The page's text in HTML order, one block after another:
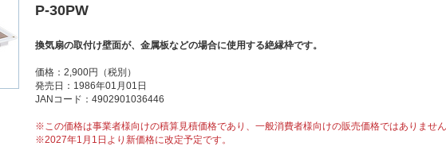
P-30PW
換気扇の取付け壁面が、金属板などの場合に使用する絶縁枠です。
価格：2,900円（税別）
発売日：1986年01月01日
JANコード：4902901036446
※この価格は事業者様向けの積算見積価格であり、一般消費者様向けの販売価格ではありませ
※2027年1月1日より新価格に改定予定です。